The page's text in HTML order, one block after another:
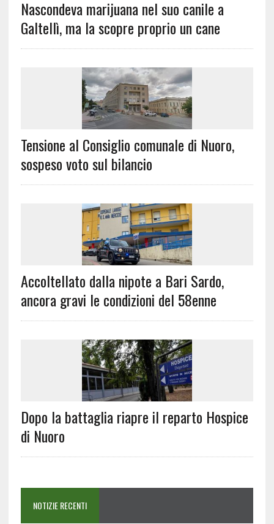
Nascondeva marijuana nel suo canile a
Galtellì, ma la scopre proprio un cane
Tensione al Consiglio comunale di Nuoro,
sospeso voto sul bilancio
Accoltellato dalla nipote a Bari Sardo,
ancora gravi le condizioni del 58enne
Dopo la battaglia riapre il reparto Hospice
di Nuoro
NOTIZIE RECENTI